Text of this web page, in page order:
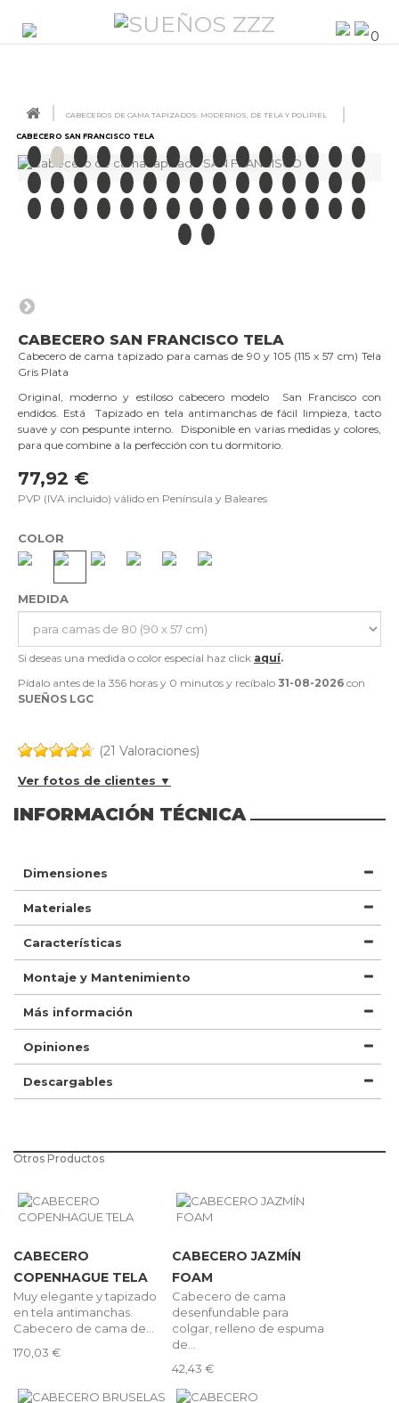
CABECEROS DE CAMA TAPIZADOS: MODERNOS, DE TELA Y POLIPIEL
CABECERO SAN FRANCISCO TELA
CABECERO SAN FRANCISCO TELA
Cabecero de cama tapizado para camas de 90 y 105 (115 x 57 cm) Tela
Gris Plata
Original, moderno y estiloso cabecero modelo San Francisco con
endidos. Está Tapizado en tela antimanchas de fácil limpieza, tacto
suave y con pespunte interno. Disponible en varias medidas y colores,
para que combine a la perfección con tu dormitorio.
77,92 €
PVP (IVA incluido) válido en Península y Baleares
COLOR
MEDIDA
Si deseas una medida o color especial haz click aquí.
Pídalo antes de la 356 horas y 0 minutos y recíbalo 31-08-2026 con
SUEÑOS LGC
(21 Valoraciones)
Ver fotos de clientes ▼
INFORMACIÓN TÉCNICA
Dimensiones
Materiales
Características
Montaje y Mantenimiento
Más información
Opiniones
Descargables
Otros Productos
CABECERO
COPENHAGUE TELA
Muy elegante y tapizado
en tela antimanchas.
Cabecero de cama de...
170,03 €
CABECERO JAZMÍN
FOAM
Cabecero de cama
desenfundable para
colgar, relleno de espuma
de...
42,43 €
0